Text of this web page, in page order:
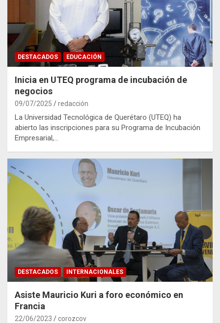
DESTACADOS EDUCACIÓN
Inicia en UTEQ programa de incubación de
negocios
09/07/2025 redacción
La Universidad Tecnológica de Querétaro (UTEQ) ha
abierto las inscripciones para su Programa de Incubación
Empresarial,…
DESTACADOS INTERNACIONALES
Asiste Mauricio Kuri a foro económico en
Francia
22/06/2023 corozcov